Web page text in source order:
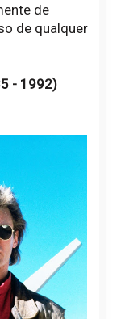
de
de qualquer
- 1992)